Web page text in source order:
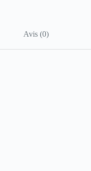
Avis (0)